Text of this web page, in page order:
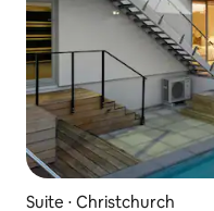
Suite ⋅ Christchurch